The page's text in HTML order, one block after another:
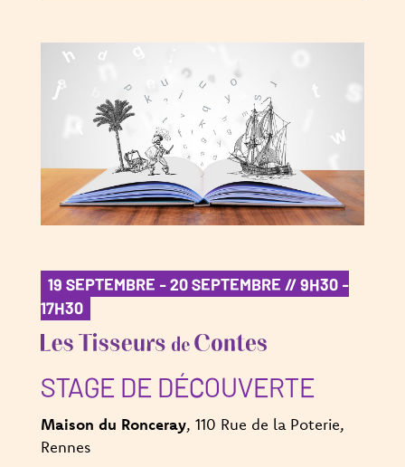
19 SEPTEMBRE - 20 SEPTEMBRE // 9H30 -
17H30
STAGE DE DÉCOUVERTE
Maison du Ronceray, 110 Rue de la Poterie,
Rennes